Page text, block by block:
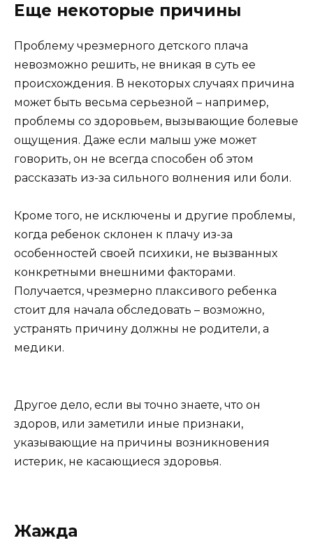
Еще некоторые причины
Проблему чрезмерного детского плача
невозможно решить, не вникая в суть ее
происхождения. В некоторых случаях причина
может быть весьма серьезной – например,
проблемы со здоровьем, вызывающие болевые
ощущения. Даже если малыш уже может
говорить, он не всегда способен об этом
рассказать из-за сильного волнения или боли.
Кроме того, не исключены и другие проблемы,
когда ребенок склонен к плачу из-за
особенностей своей психики, не вызванных
конкретными внешними факторами.
Получается, чрезмерно плаксивого ребенка
стоит для начала обследовать – возможно,
устранять причину должны не родители, а
медики.
Другое дело, если вы точно знаете, что он
здоров, или заметили иные признаки,
указывающие на причины возникновения
истерик, не касающиеся здоровья.
Жажда